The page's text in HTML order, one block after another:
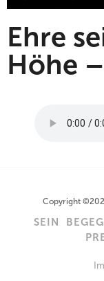
Ehre
Höhe
Copyright
SEIN